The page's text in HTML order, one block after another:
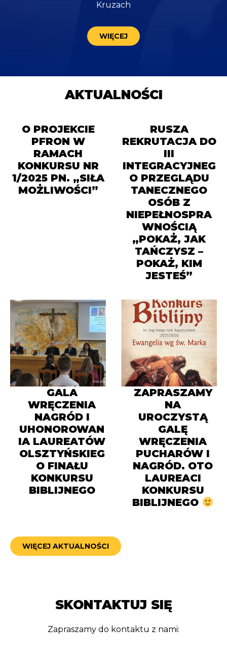
Kruzach
WIĘCEJ
AKTUALNOŚCI
O PROJEKCIE
PFRON W
RAMACH
KONKURSU NR
1/2025 PN. „SIŁA
MOŻLIWOŚCI”
RUSZA
REKRUTACJA DO
III
INTEGRACYJNEG
O PRZEGLĄDU
TANECZNEGO
OSÓB Z
NIEPEŁNOSPRA
WNOŚCIĄ
„POKAŻ, JAK
TAŃCZYSZ –
POKAŻ, KIM
JESTEŚ”
GALA
WRĘCZENIA
NAGRÓD I
UHONOROWAN
IA LAUREATÓW
OLSZTYŃSKIEG
O FINAŁU
KONKURSU
BIBLIJNEGO
ZAPRASZAMY
NA
UROCZYSTĄ
GALĘ
WRĘCZENIA
PUCHARÓW I
NAGRÓD. OTO
LAUREACI
KONKURSU
BIBLIJNEGO
WIĘCEJ AKTUALNOŚCI
SKONTAKTUJ SIĘ
Zapraszamy do kontaktu z nami: